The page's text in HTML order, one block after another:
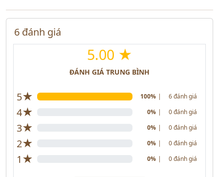
6 đánh giá
5.00 ★
ĐÁNH GIÁ TRUNG BÌNH
5★ 100% | 6 đánh giá
4★ 0% | 0 đánh giá
3★ 0% | 0 đánh giá
2★ 0% | 0 đánh giá
1 ★ 0% | 0 đánh giá